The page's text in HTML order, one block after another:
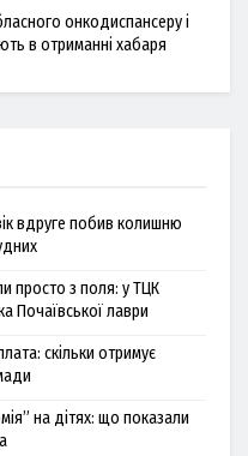
онкодиспансеру і
в отриманні хабаря
вдруге побив колишню
просто з поля: у ТЦК
Почаївської лаври
скільки отримує
на дітях: що показали